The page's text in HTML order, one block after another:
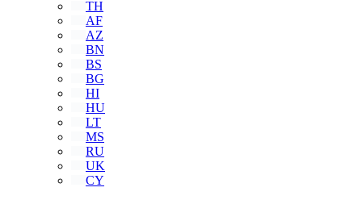
TH
AF
AZ
BN
BS
BG
HI
HU
LT
MS
RU
UK
CY